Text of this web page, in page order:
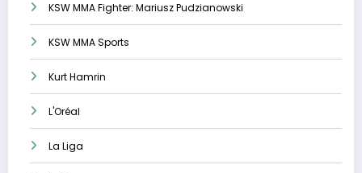
KSW MMA Fighter: Mariusz Pudzianowski
KSW MMA Sports
Kurt Hamrin
L'Oréal
La Liga